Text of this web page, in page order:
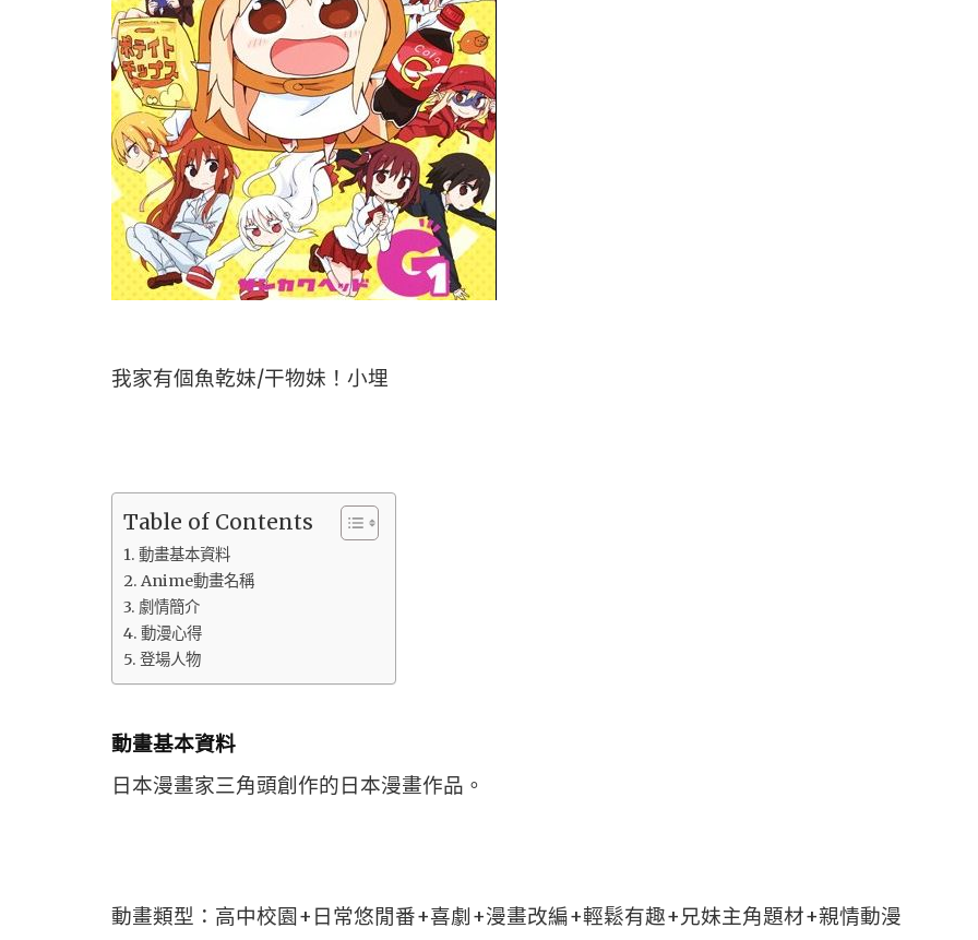
我家有個魚乾妹/干物妹！小埋
Table of Contents
動畫基本資料
Anime動畫名稱
劇情簡介
動漫心得
登場人物
動畫基本資料
日本漫畫家三角頭創作的日本漫畫作品。
動畫類型：高中校園+日常悠閒番+喜劇+漫畫改編+輕鬆有趣+兄妹主角題材+親情動漫